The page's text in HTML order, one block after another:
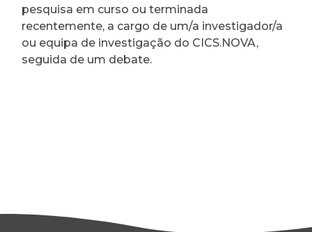
pesquisa em curso ou terminada
recentemente, a cargo de um/a investigador/a
ou equipa de investigação do CICS.NOVA,
seguida de um debate.